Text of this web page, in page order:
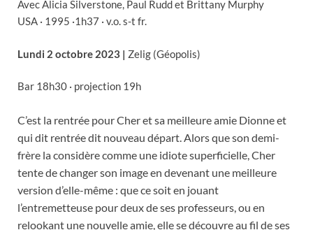
Avec Alicia Silverstone, Paul Rudd et Brittany Murphy
USA · 1995 ·1h37 · v.o. s-t fr.
Lundi 2 octobre 2023 | Zelig (Géopolis)
Bar 18h30 · projection 19h
C’est la rentrée pour Cher et sa meilleure amie Dionne et
qui dit rentrée dit nouveau départ. Alors que son demi-
frère la considère comme une idiote superficielle, Cher
tente de changer son image en devenant une meilleure
version d’elle-même : que ce soit en jouant
l’entremetteuse pour deux de ses professeurs, ou en
relookant une nouvelle amie, elle se découvre au fil de ses